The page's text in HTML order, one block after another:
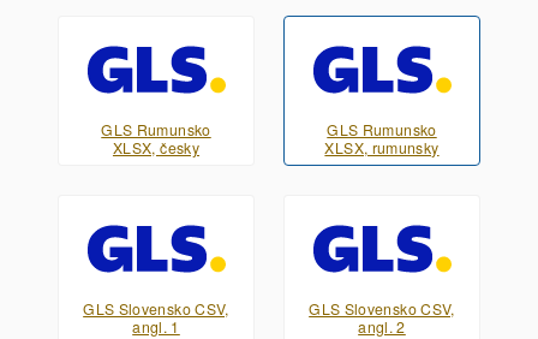
GLS Rumunsko
XLSX, česky
GLS Rumunsko
XLSX, rumunsky
GLS Slovensko CSV,
angl. 1
GLS Slovensko CSV,
angl. 2